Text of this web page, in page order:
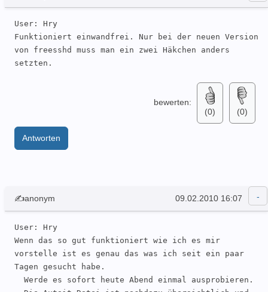
User: Hry
Funktioniert einwandfrei. Nur bei der neuen Version
von freesshd muss man ein zwei Häkchen anders
setzten.
bewerten:
(0)
(0)
Antworten
✍anonym 09.02.2010 16:07
User: Hry
Wenn das so gut funktioniert wie ich es mir
vorstelle ist es genau das was ich seit ein paar
Tagen gesucht habe.